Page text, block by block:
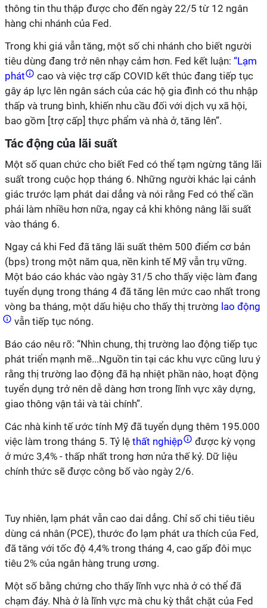
thông tin thu thập được cho đến ngày 22/5 từ 12 ngân
hàng chi nhánh của Fed.
Trong khi giá vẫn tăng, một số chi nhánh cho biết người
tiêu dùng đang trở nên nhạy cảm hơn. Fed kết luận: “Lạm
phát
cao và việc trợ cấp COVID kết thúc đang tiếp tục
gây áp lực lên ngân sách của các hộ gia đình có thu nhập
thấp và trung bình, khiến nhu cầu đối với dịch vụ xã hội,
bao gồm [trợ cấp] thực phẩm và nhà ở, tăng lên”.
Tác động của lãi suất
Một số quan chức cho biết Fed có thể tạm ngừng tăng lãi
suất trong cuộc họp tháng 6. Những người khác lại cảnh
giác trước lạm phát dai dẳng và nói rằng Fed có thể cần
phải làm nhiều hơn nữa, ngay cả khi không nâng lãi suất
vào tháng 6.
Ngay cả khi Fed đã tăng lãi suất thêm 500 điểm cơ bản
(bps) trong một năm qua, nền kinh tế Mỹ vẫn trụ vững.
Một báo cáo khác vào ngày 31/5 cho thấy việc làm đang
tuyển dụng trong tháng 4 đã tăng lên mức cao nhất trong
vòng ba tháng, một dấu hiệu cho thấy thị trường lao động
vẫn tiếp tục nóng.
Báo cáo nêu rõ: “Nhìn chung, thị trường lao động tiếp tục
phát triển mạnh mẽ...Nguồn tin tại các khu vực cũng lưu ý
rằng thị trường lao động đã hạ nhiệt phần nào, hoạt động
tuyển dụng trở nên dễ dàng hơn trong lĩnh vực xây dựng,
giao thông vận tải và tài chính”.
Các nhà kinh tế ước tính Mỹ đã tuyển dụng thêm 195.000
việc làm trong tháng 5. Tỷ lệ thất nghiệp
được kỳ vọng
ở mức 3,4% - thấp nhất trong hơn nửa thế kỷ. Dữ liệu
chính thức sẽ được công bố vào ngày 2/6.
Tuy nhiên, lạm phát vẫn cao dai dẳng. Chỉ số chi tiêu tiêu
dùng cá nhân (PCE), thước đo lạm phát ưa thích của Fed,
đã tăng với tốc độ 4,4% trong tháng 4, cao gấp đôi mục
tiêu 2% của ngân hàng trung ương.
Một số bằng chứng cho thấy lĩnh vực nhà ở có thể đã
chạm đáy. Nhà ở là lĩnh vực mà chu kỳ thắt chặt của Fed